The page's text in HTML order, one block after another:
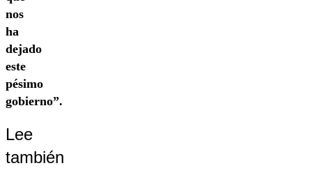
nos
ha
dejado
este
pésimo
gobierno”.
Lee
también